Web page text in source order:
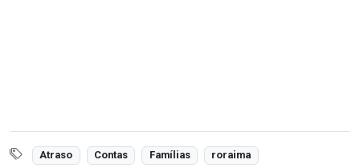
Atraso Contas Famílias roraima